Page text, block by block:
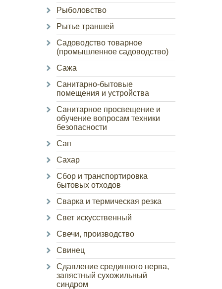
Рыболовство
Рытье траншей
Садоводство товарное
(промышленное садоводство)
Сажа
Санитарно-бытовые
помещения и устройства
Санитарное просвещение и
обучение вопросам техники
безопасности
Сап
Сахар
Сбор и транспортировка
бытовых отходов
Сварка и термическая резка
Свет искусственный
Свечи, производство
Свинец
Сдавление срединного нерва,
запястный сухожильный
синдром